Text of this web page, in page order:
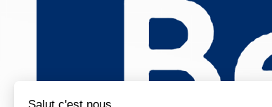
Salut c'est nous...